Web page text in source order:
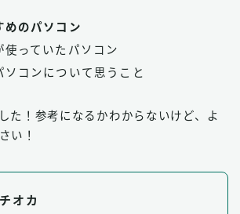
めのパソコン
使っていたパソコン
ソコンについて思うこと
た！参考になるかわからないけど、よ
い！
オカ